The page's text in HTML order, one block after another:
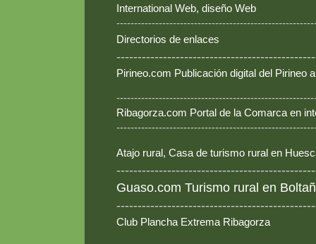
International Web, diseño Web
Directorios de enlaces
Pirineo.com Publicación digital del Pirineo
Ribagorza.com Portal de la Comarca en
Atajo rural, Casa de turismo rural en
Guaso.com Turismo rural en
Club Plancha Extrema Ribagorza